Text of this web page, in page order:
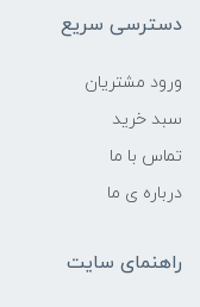
دسترسی سریع
ورود مشتریان
سبد خرید
تماس با ما
درباره ی ما
راهنمای سایت